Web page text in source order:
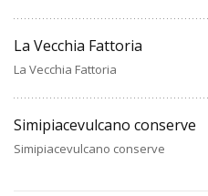
La Vecchia Fattoria
La Vecchia Fattoria
Simipiacevulcano conserve
Simipiacevulcano conserve